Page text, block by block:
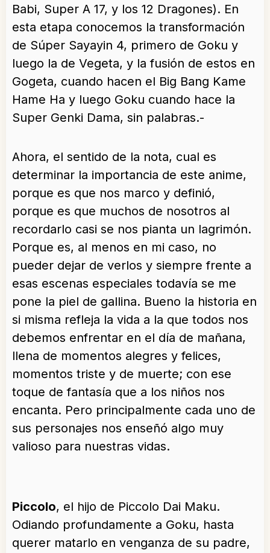
Babi, Super A 17, y los 12 Dragones). En
esta etapa conocemos la transformación
de Súper Sayayin 4, primero de Goku y
luego la de Vegeta, y la fusión de estos en
Gogeta, cuando hacen el Big Bang Kame
Hame Ha y luego Goku cuando hace la
Super Genki Dama, sin palabras.-
Ahora, el sentido de la nota, cual es
determinar la importancia de este anime,
porque es que nos marco y definió,
porque es que muchos de nosotros al
recordarlo casi se nos pianta un lagrimón.
Porque es, al menos en mi caso, no
pueder dejar de verlos y siempre frente a
esas escenas especiales todavía se me
pone la piel de gallina. Bueno la historia en
si misma refleja la vida a la que todos nos
debemos enfrentar en el día de mañana,
llena de momentos alegres y felices,
momentos triste y de muerte; con ese
toque de fantasía que a los niños nos
encanta. Pero principalmente cada uno de
sus personajes nos enseñó algo muy
valioso para nuestras vidas.
Piccolo, el hijo de Piccolo Dai Maku.
Odiando profundamente a Goku, hasta
querer matarlo en venganza de su padre,